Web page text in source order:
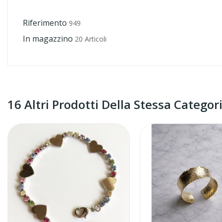
Riferimento 949
In magazzino 20 Articoli
16 Altri Prodotti Della Stessa